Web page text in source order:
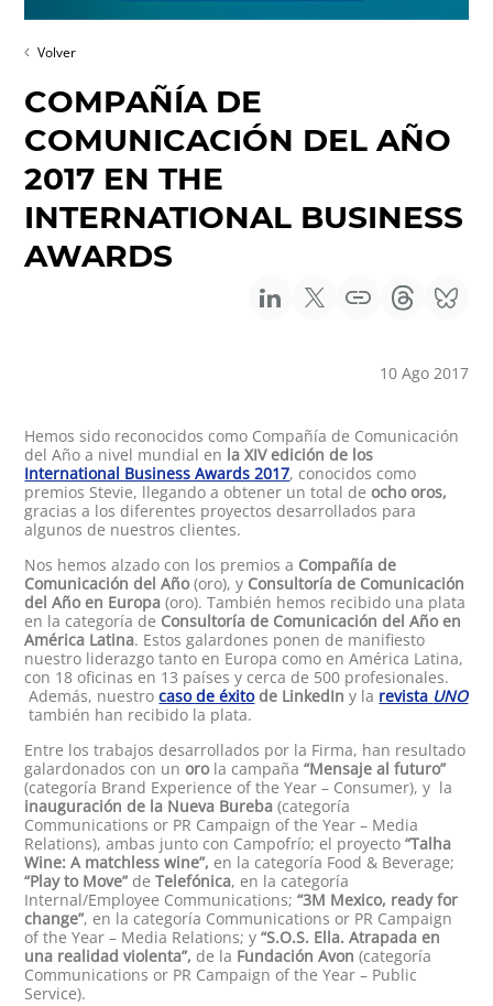
Volver
COMPAÑÍA DE
COMUNICACIÓN DEL AÑO
2017 EN THE
INTERNATIONAL BUSINESS
AWARDS
10 Ago 2017
Hemos sido reconocidos como Compañía de Comunicación
del Año a nivel mundial en la XIV edición de los
International Business Awards 2017, conocidos como
premios Stevie, llegando a obtener un total deocho oros,
gracias a los diferentes proyectos desarrollados para
algunos de nuestros clientes.
Nos hemos alzado con los premios a Compañía de
Comunicación del Año(oro), y Consultoría de Comunicación
del Año en Europa (oro). También hemos recibido una plata
en la categoría de Consultoría de Comunicación del Año en
América Latina. Estos galardones ponen de manifiesto
nuestro liderazgo tanto en Europa como en América Latina,
con 18 oficinas en 13 países y cerca de 500 profesionales.
Además, nuestrocaso de éxitode LinkedIn y la revista UNO
también han recibido la plata.
Entre los trabajos desarrollados por la Firma, han resultado
galardonados con unorola campaña“Mensaje al futuro”
(categoría Brand Experience of the Year – Consumer), y la
inauguración de la Nueva Bureba (categoría
Communications or PR Campaign of the Year – Media
Relations), ambas junto con Campofrío; el proyecto“Talha
Wine: A matchless wine”, en la categoría Food & Beverage;
“Play to Move” deTelefónica, en la categoría
Internal/Employee Communications;“3M Mexico, ready for
change”, en la categoría Communications or PR Campaign
of the Year – Media Relations; y“S.O.S. Ella. Atrapada en
una realidad violenta”, de la Fundación Avon(categoría
Communications or PR Campaign of the Year – Public
Service).